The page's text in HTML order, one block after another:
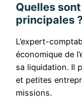
Quelles
principales
L’expert-
économique de
sa liquidation. Il
et petites
missions.